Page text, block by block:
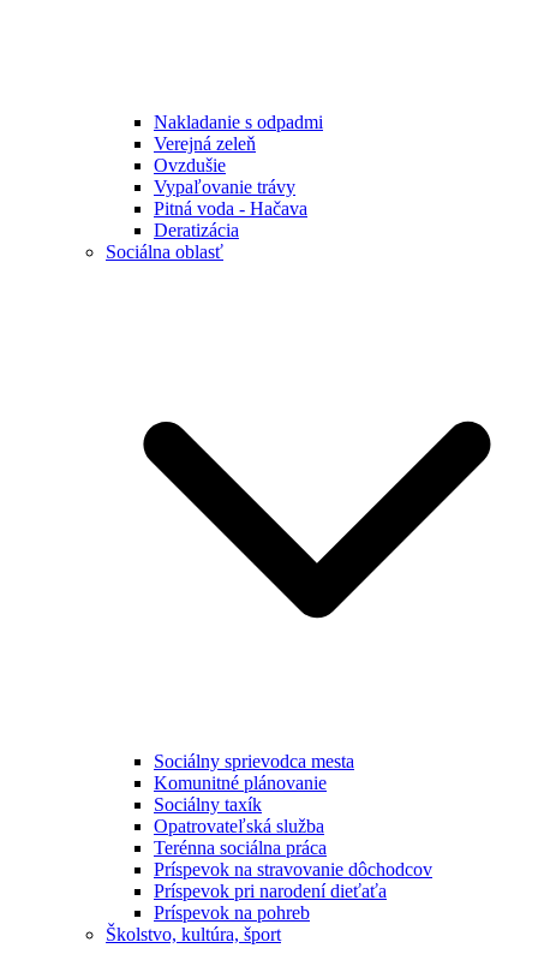
Nakladanie s odpadmi
Verejná zeleň
Ovzdušie
Vypaľovanie trávy
Pitná voda - Hačava
Deratizácia
Sociálna oblasť
Sociálny sprievodca mesta
Komunitné plánovanie
Sociálny taxík
Opatrovateľská služba
Terénna sociálna práca
Príspevok na stravovanie dôchodcov
Príspevok pri narodení dieťaťa
Príspevok na pohreb
Školstvo, kultúra, šport